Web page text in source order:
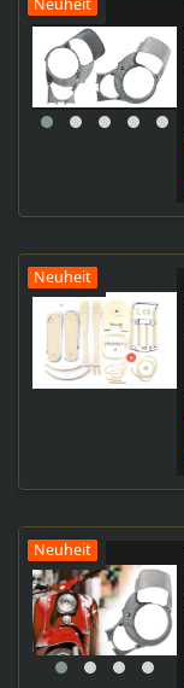
Neuheit
Neuheit